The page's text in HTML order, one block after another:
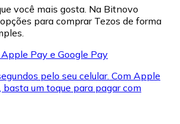
você mais gosta. Na Bitnovo
para comprar Tezos de forma
Pay e Google Pay
pelo seu celular. Com Apple
basta um toque para pagar com